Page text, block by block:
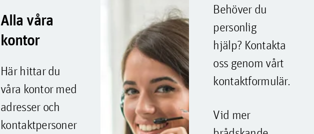
Alla våra
kontor
Här hittar du
våra kontor med
adresser och
kontaktpersoner
Behöver du
personlig
hjälp? Kontakta
oss genom vårt
kontaktformulär.
Vid mer